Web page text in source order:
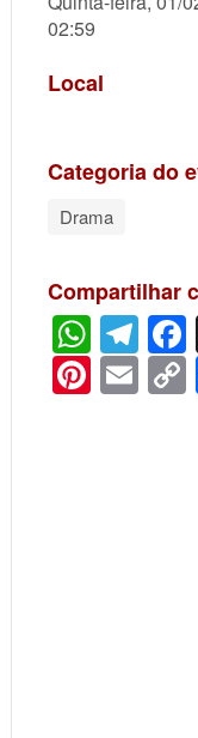
02:59
Local
Categoria do
Drama
Compartilhar